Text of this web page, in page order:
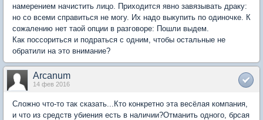
намерением начистить лицо. Приходится явно завязывать драку:
но со всеми справиться не могу. Их надо выкупить по одиночке. К
сожалению нет таой опции в разговоре: Пошли выдем.
Как поссориться и подраться с одним, чтобы остальные не
обратили на это внимание?
Arcanum
14 фев 2016
Сложно что-то так сказать...Кто конкретно эта весёлая компания,
и что из средств убиения есть в наличии?Отманить одного, брсая